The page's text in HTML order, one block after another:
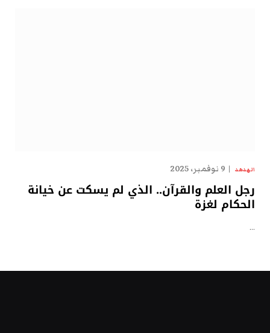
الهدهد 9 نوفمبر، 2025
رجل العلم والقرآن.. الذي لم يسكت عن خيانة
الحكام لغزة
…